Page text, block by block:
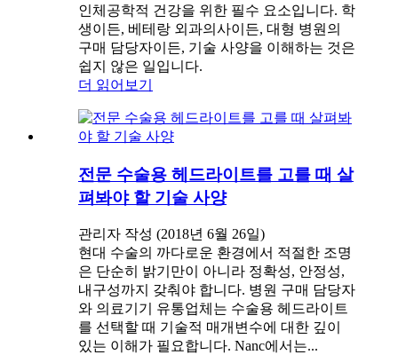
인체공학적 건강을 위한 필수 요소입니다. 학
생이든, 베테랑 외과의사이든, 대형 병원의
구매 담당자이든, 기술 사양을 이해하는 것은
쉽지 않은 일입니다.
더 읽어보기
전문 수술용 헤드라이트를 고를 때 살
펴봐야 할 기술 사양
관리자 작성 (2018년 6월 26일)
현대 수술의 까다로운 환경에서 적절한 조명
은 단순히 밝기만이 아니라 정확성, 안정성,
내구성까지 갖춰야 합니다. 병원 구매 담당자
와 의료기기 유통업체는 수술용 헤드라이트
를 선택할 때 기술적 매개변수에 대한 깊이
있는 이해가 필요합니다. Nanc에서는...